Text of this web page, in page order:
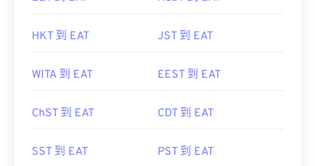
HKT 到 EAT JST 到 EAT
WITA 到 EAT EEST 到 EAT
ChST 到 EAT CDT 到 EAT
SST 到 EAT PST 到 EAT